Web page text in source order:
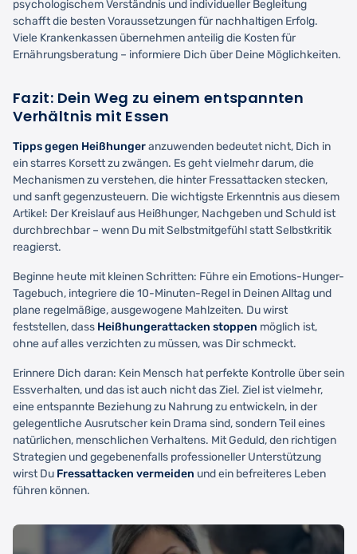
psychologischem Verständnis und individueller Begleitung
schafft die besten Voraussetzungen für nachhaltigen Erfolg.
Viele Krankenkassen übernehmen anteilig die Kosten für
Ernährungsberatung – informiere Dich über Deine Möglichkeiten.
Fazit: Dein Weg zu einem entspannten
Verhältnis mit Essen
Tipps gegen Heißhungeranzuwenden bedeutet nicht, Dich in
ein starres Korsett zu zwängen. Es geht vielmehr darum, die
Mechanismen zu verstehen, die hinter Fressattacken stecken,
und sanft gegenzusteuern. Die wichtigste Erkenntnis aus diesem
Artikel: Der Kreislauf aus Heißhunger, Nachgeben und Schuld ist
durchbrechbar – wenn Du mit Selbstmitgefühl statt Selbstkritik
reagierst.
Beginne heute mit kleinen Schritten: Führe ein Emotions-Hunger-
Tagebuch, integriere die 10-Minuten-Regel in Deinen Alltag und
plane regelmäßige, ausgewogene Mahlzeiten. Du wirst
feststellen, dass Heißhungerattacken stoppen möglich ist,
ohne auf alles verzichten zu müssen, was Dir schmeckt.
Erinnere Dich daran: Kein Mensch hat perfekte Kontrolle über sein
Essverhalten, und das ist auch nicht das Ziel. Ziel ist vielmehr,
eine entspannte Beziehung zu Nahrung zu entwickeln, in der
gelegentliche Ausrutscher kein Drama sind, sondern Teil eines
natürlichen, menschlichen Verhaltens. Mit Geduld, den richtigen
Strategien und gegebenenfalls professioneller Unterstützung
wirst Du Fressattacken vermeiden und ein befreiteres Leben
führen können.